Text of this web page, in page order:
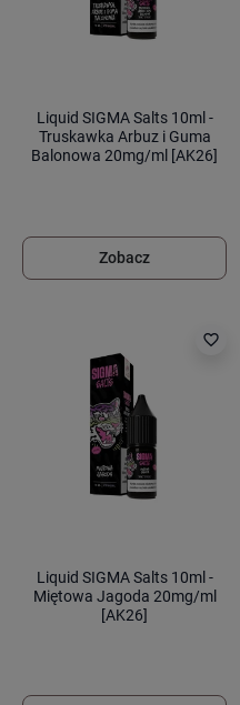
Liquid SIGMA Salts 10ml -
Truskawka Arbuz i Guma
Balonowa 20mg/ml [AK26]
Zobacz
favorite_border
Liquid SIGMA Salts 10ml -
Miętowa Jagoda 20mg/ml
[AK26]